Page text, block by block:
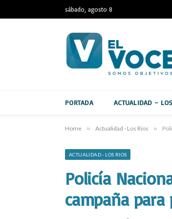
sábado, agosto 8
PORTADA ACTUALIDAD –
Home » Actualidad - Los Rios »
ACTUALIDAD - LOS RIOS
Policía
campaña